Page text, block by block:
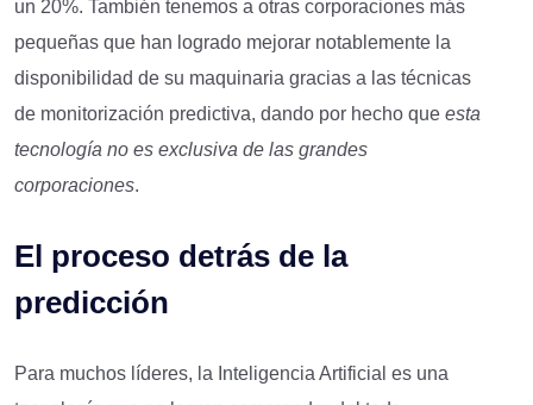
un 20%. También tenemos a otras corporaciones más
pequeñas que han logrado mejorar notablemente la
disponibilidad de su maquinaria gracias a las técnicas
de monitorización predictiva, dando por hecho que esta
tecnología no es exclusiva de las grandes
corporaciones.
El proceso detrás de la
predicción
Para muchos líderes, la Inteligencia Artificial es una